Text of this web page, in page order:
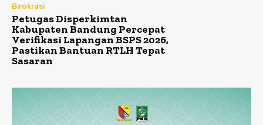
Birokrasi
Petugas Disperkimtan
Kabupaten Bandung Percepat
Verifikasi Lapangan BSPS 2026,
Pastikan Bantuan RTLH Tepat
Sasaran